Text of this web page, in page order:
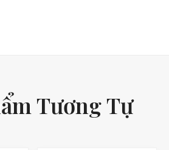
Tương Tự